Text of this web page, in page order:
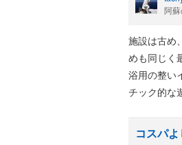
阿
施設は古め
めも同じく
浴用の整い
チック的な
コスパよ